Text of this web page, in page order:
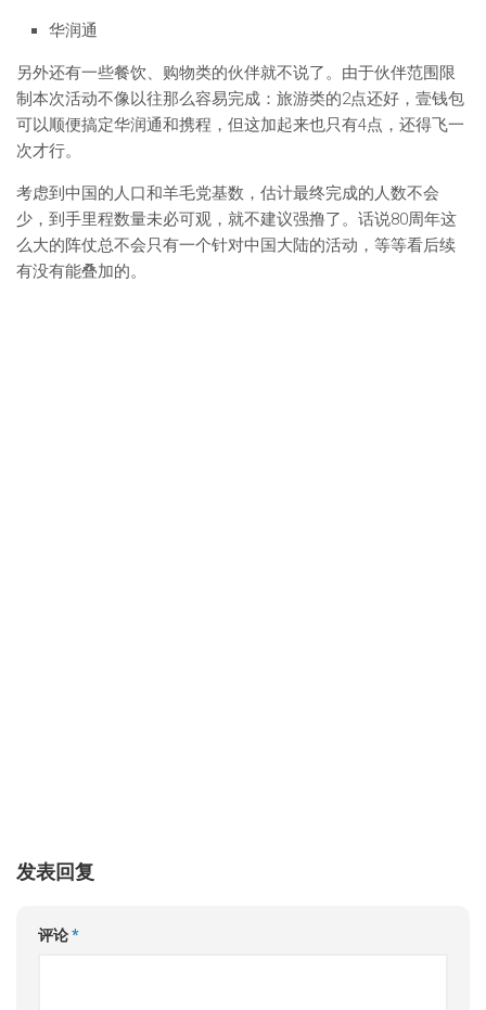
华润通
另外还有一些餐饮、购物类的伙伴就不说了。由于伙伴范围限
制本次活动不像以往那么容易完成：旅游类的2点还好，壹钱包
可以顺便搞定华润通和携程，但这加起来也只有4点，还得飞一
次才行。
考虑到中国的人口和羊毛党基数，估计最终完成的人数不会
少，到手里程数量未必可观，就不建议强撸了。话说80周年这
么大的阵仗总不会只有一个针对中国大陆的活动，等等看后续
有没有能叠加的。
发表回复
评论*